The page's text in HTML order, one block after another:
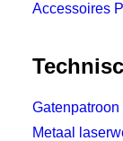
Accessoires
Gatenpatroon
Metaal